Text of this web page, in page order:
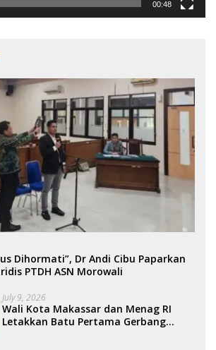
00:48
Dihormati”, Dr Andi Cibu Paparkan
PTDH ASN Morowali
July 9, 2026
Wali Kota Makassar dan Menag RI
Letakkan Batu Pertama Gerbang